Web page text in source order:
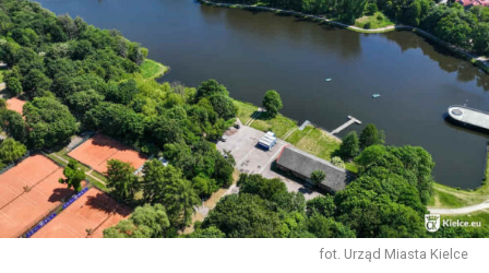
fot. Urząd Miasta Kielce